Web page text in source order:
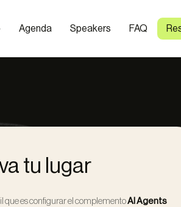
Agenda Speakers FAQ
tu lugar
que es configurar el complementoAI Agents